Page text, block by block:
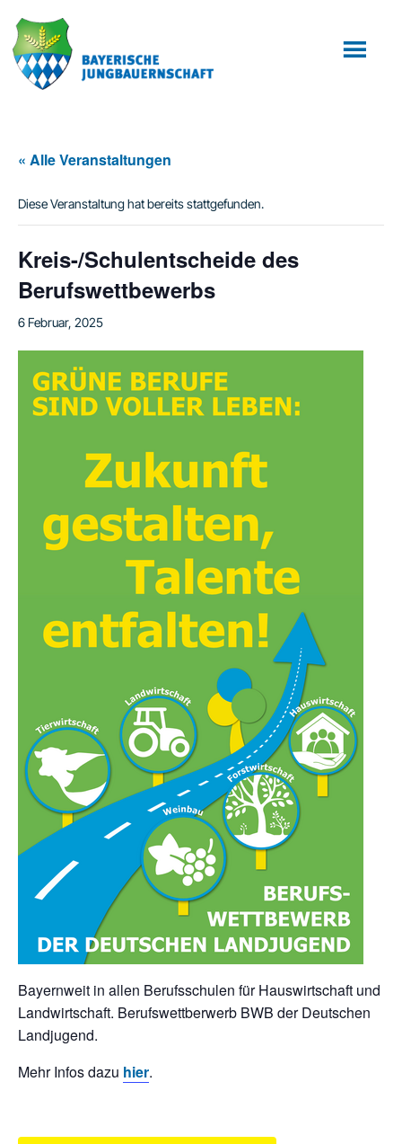
Inhalt
springen
Fußzeile
springen
« Alle Veranstaltungen
Diese Veranstaltung hat bereits stattgefunden.
Kreis-/Schulentscheide des
Berufswettbewerbs
6 Februar, 2025
Bayernweit in allen Berufsschulen für Hauswirtschaft und
Landwirtschaft. Berufswettberwerb BWB der Deutschen
Landjugend.
Mehr Infos dazu hier.